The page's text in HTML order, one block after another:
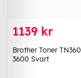
1139 kr
Brother Toner
3600 Svart